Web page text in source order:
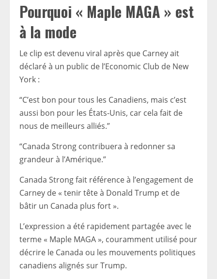
Pourquoi « Maple MAGA » est
à la mode
Le clip est devenu viral après que Carney ait
déclaré à un public de l’Economic Club de New
York :
“C’est bon pour tous les Canadiens, mais c’est
aussi bon pour les États-Unis, car cela fait de
nous de meilleurs alliés.”
“Canada Strong contribuera à redonner sa
grandeur à l’Amérique.”
Canada Strong fait référence à l’engagement de
Carney de « tenir tête à Donald Trump et de
bâtir un Canada plus fort ».
L’expression a été rapidement partagée avec le
terme « Maple MAGA », couramment utilisé pour
décrire le Canada ou les mouvements politiques
canadiens alignés sur Trump.